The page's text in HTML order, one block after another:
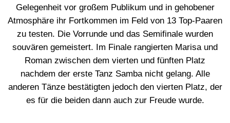
Gelegenheit vor großem Publikum und in gehobener
Atmosphäre ihr Fortkommen im Feld von 13 Top-Paaren
zu testen. Die Vorrunde und das Semifinale wurden
souvären gemeistert. Im Finale rangierten Marisa und
Roman zwischen dem vierten und fünften Platz
nachdem der erste Tanz Samba nicht gelang. Alle
anderen Tänze bestätigten jedoch den vierten Platz, der
es für die beiden dann auch zur Freude wurde.